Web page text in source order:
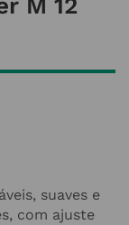
M 12
suaves e
com ajuste